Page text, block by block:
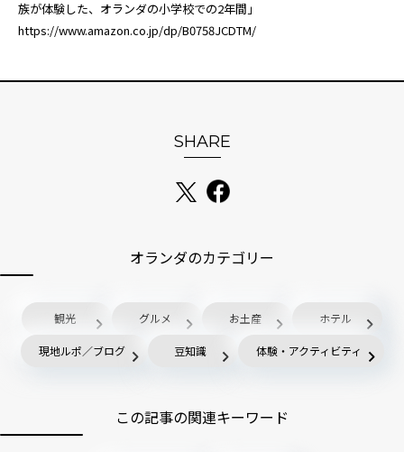
族が体験した、オランダの小学校での2年間」
https://www.amazon.co.jp/dp/B0758JCDTM/
SHARE
オランダのカテゴリー
観光 グルメ お土産 ホテル
現地ルポ／ブログ 豆知識 体験・アクティビティ
この記事の関連キーワード